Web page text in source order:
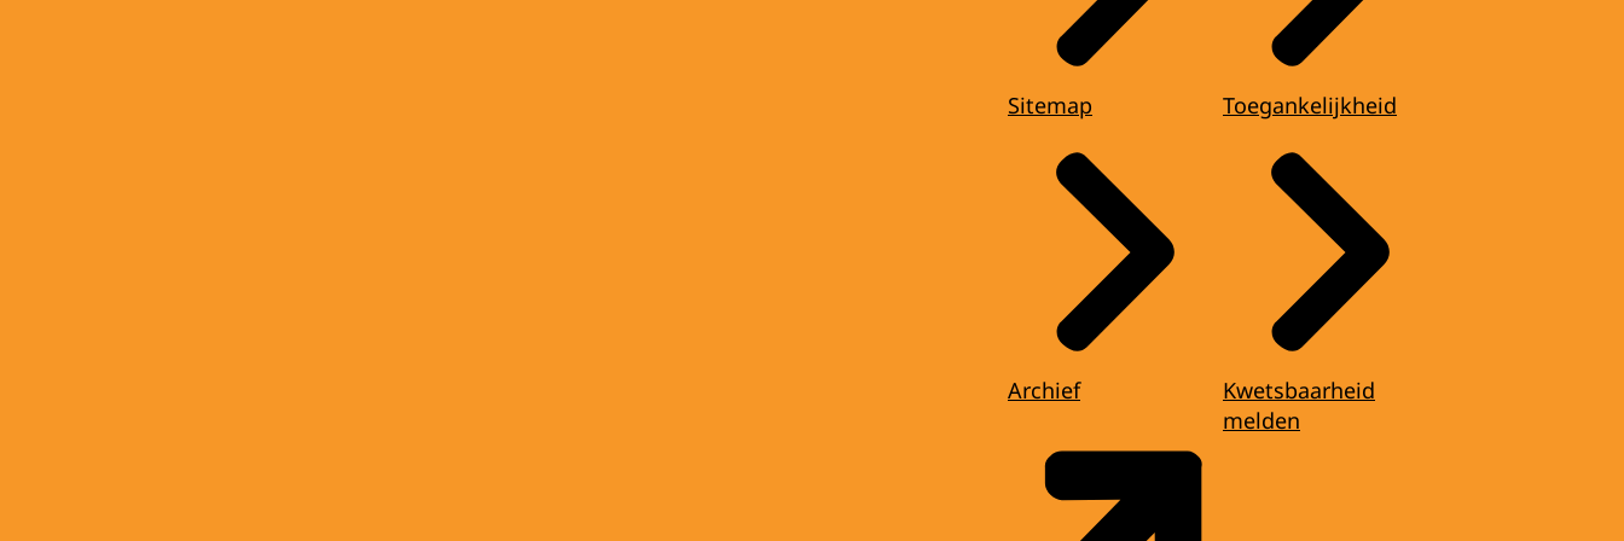
Sitemap
Archief
Toegankelijkheid
Kwetsbaarheid
melden